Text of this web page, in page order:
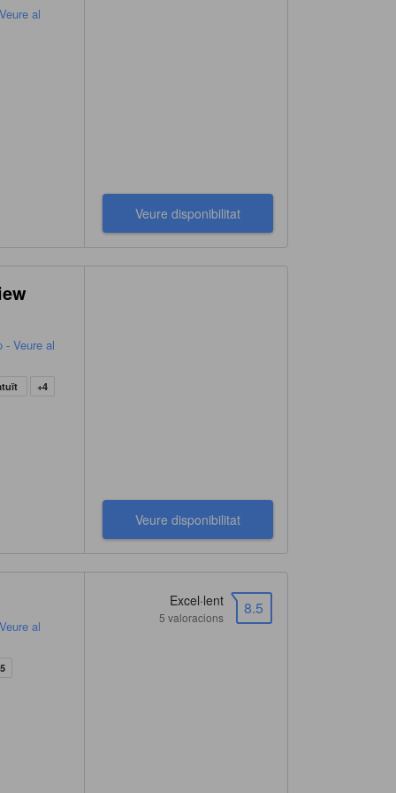
al
Veure disponibilitat
- Veure al
+4
Veure disponibilitat
al
8.5
Excel·lent
5 valoracions